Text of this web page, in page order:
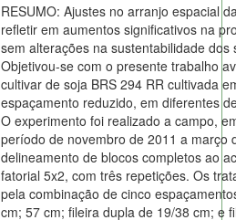
RESUMO: Ajustes no arranjo espacial
refletir em aumentos significativos na
sem alterações na sustentabilidade dos
Objetivou-se com o presente trabalho
cultivar de soja BRS 294 RR cultivada
espaçamento reduzido, em diferentes
O experimento foi realizado a campo,
período de novembro de 2011 a março
delineamento de blocos completos ao
fatorial 5x2, com três repetições. Os
pela combinação de cinco
cm; 57 cm; fileira dupla de 19/38 cm; e